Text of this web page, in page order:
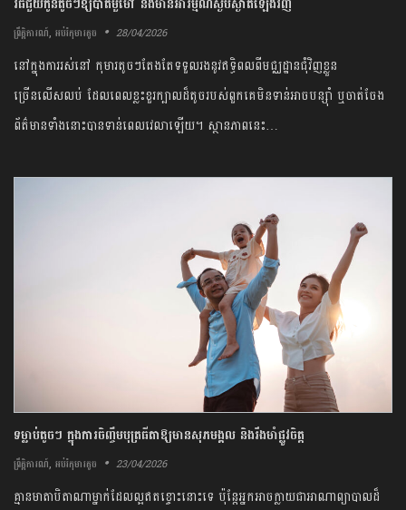
ព្រឹត្តិការណ៍, អប់រំកុមារតូច 28/04/2026
នៅក្នុងការរស់នៅ កុមារតូចៗតែងតែទទួលរងនូវឥទ្ធិពលពីមជ្ឈដ្ឋានជុំវិញខ្លួន
ច្រើនលើសលប់ ដែលពេលខ្លះខួរក្បាលដ៏តូចរបស់ពួកគេមិនទាន់អាចបន្ស៊ាំ ឬចាត់ចែង
ព័ត៌មានទាំងនោះបានទាន់ពេលវេលាឡើយ។ ស្ថានភាពនេះ…
ទម្លាប់តូចៗ ក្នុងការចិញ្ចឹមបុត្រធីតាឱ្យមានសុភមង្គល និងរឹងមាំផ្លូវចិត្ត
ព្រឹត្តិការណ៍, អប់រំកុមារតូច 23/04/2026
គ្មានមាតាបិតាណាម្នាក់ដែលល្អឥតខ្ចោះនោះទេ ប៉ុន្តែអ្នកអាចក្លាយជាអាណាព្យាបាលដ៏